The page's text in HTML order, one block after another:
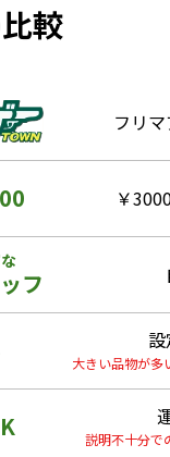
較
フリ
￥
フ
大きい品物が
説明不十分